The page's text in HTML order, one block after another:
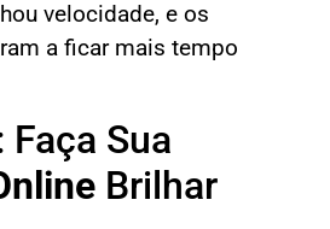
velocidade, e os
a ficar mais tempo
Sua
Brilhar